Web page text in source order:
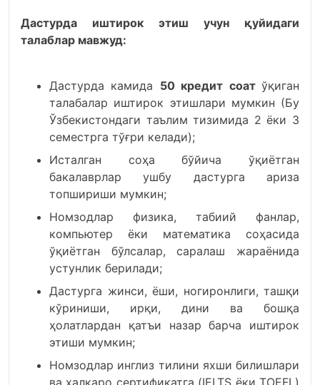
Дастурда иштирок этиш учун қуйидаги
талаблар мавжуд:
Дастурда камида 50 кредит соатўқиган
талабалар иштирок этишлари мумкин (Бу
Ўзбекистондаги таълим тизимида 2 ёки 3
семестрга тўғри келади);
Исталган соҳа бўйича ўқиётган
бакалаврлар ушбу дастурга ариза
топшириши мумкин;
Номзодлар физика, табиий фанлар,
компьютер ёки математика соҳасида
ўқиётган бўлсалар, саралаш жараёнида
устунлик берилади;
Дастурга жинси, ёши, ногиронлиги, ташқи
кўриниши, ирқи, дини ва бошқа
ҳолатлардан қатъи назар барча иштирок
этиши мумкин;
Номзодлар инглиз тилини яхши билишлари
ва халқаро сертификатга (IELTS ёки ТОEFL)